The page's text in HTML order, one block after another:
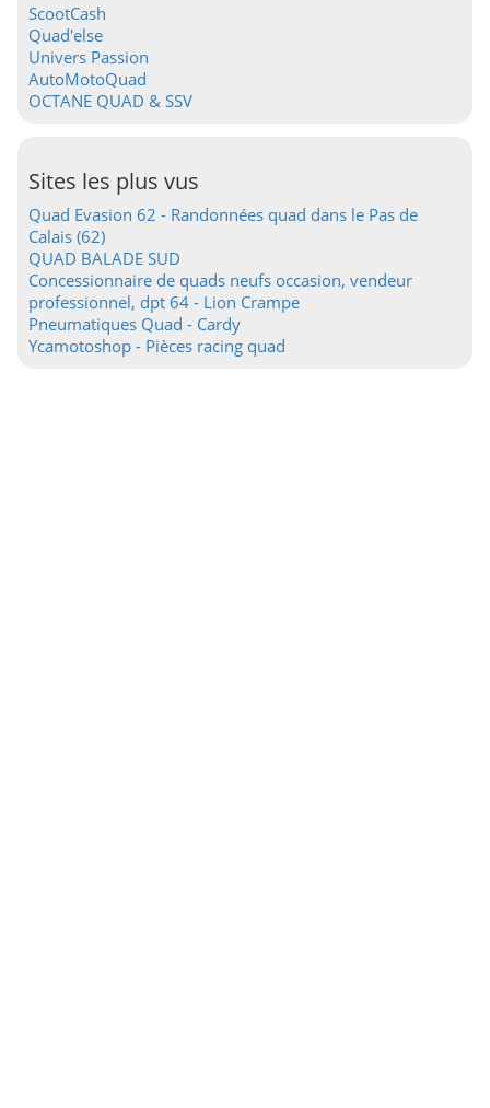
ScootCash
Quad'else
Univers Passion
AutoMotoQuad
OCTANE QUAD & SSV
Sites les plus vus
Quad Evasion 62 - Randonnées quad dans le Pas de
Calais (62)
QUAD BALADE SUD
Concessionnaire de quads neufs occasion, vendeur
professionnel, dpt 64 - Lion Crampe
Pneumatiques Quad - Cardy
Ycamotoshop - Pièces racing quad